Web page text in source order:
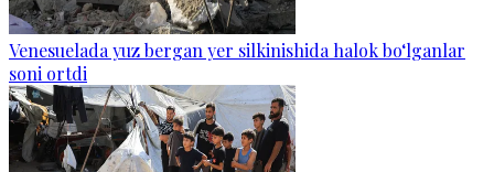
Venesuelada yuz bergan yer silkinishida halok bo‘lganlar
soni ortdi